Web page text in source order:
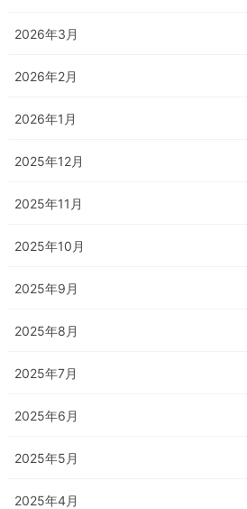
2026年3月
2026年2月
2026年1月
2025年12月
2025年11月
2025年10月
2025年9月
2025年8月
2025年7月
2025年6月
2025年5月
2025年4月